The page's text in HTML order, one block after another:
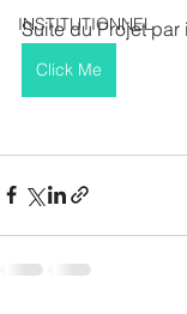
INSTITUTIONNEL
Suite du Projet par
Click Me